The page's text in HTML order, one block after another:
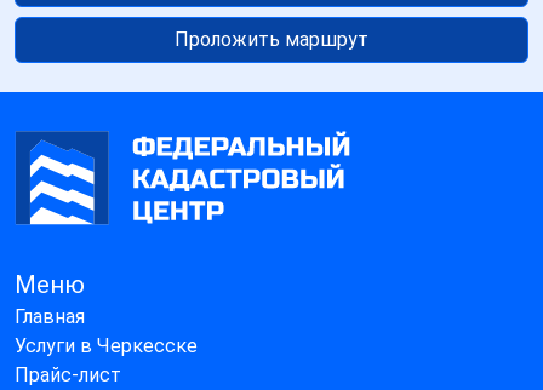
Проложить маршрут
Меню
Главная
Услуги в Черкесске
Прайс-лист